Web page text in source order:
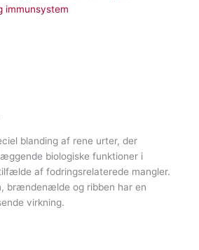
immunsystem
blanding af rene urter, der
biologiske funktioner i
af fodringsrelaterede mangler.
brændenælde og ribben har en
virkning.